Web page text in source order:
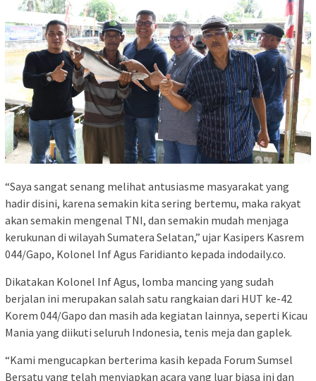
“Saya sangat senang melihat antusiasme masyarakat yang
hadir disini, karena semakin kita sering bertemu, maka rakyat
akan semakin mengenal TNI, dan semakin mudah menjaga
kerukunan di wilayah Sumatera Selatan,” ujar Kasipers Kasrem
044/Gapo, Kolonel Inf Agus Faridianto kepada indodaily.co.
Dikatakan Kolonel Inf Agus, lomba mancing yang sudah
berjalan ini merupakan salah satu rangkaian dari HUT ke-42
Korem 044/Gapo dan masih ada kegiatan lainnya, seperti Kicau
Mania yang diikuti seluruh Indonesia, tenis meja dan gaplek.
“Kami mengucapkan berterima kasih kepada Forum Sumsel
Bersatu yang telah menyiapkan acara yang luar biasa ini dan